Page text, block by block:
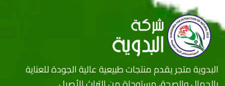
البدوية متجر يقدم منتجات طبيعية عالية الجودة للعناية